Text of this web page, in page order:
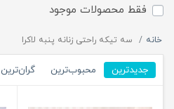
فقط محصولات موجود
خانه سه تیکه راحتی زنانه پنبه لاکرا
جدیدترین محبوب‌ترین گران‌ترین